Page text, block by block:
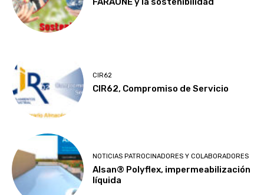
CIR62
CIR62, Compromiso de Servicio
NOTICIAS PATROCINADORES Y COLABORADORES
Alsan® Polyflex, impermeabilización
líquida